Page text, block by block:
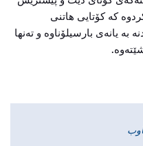
كە كۆتایی هاتنی
بە یانەی بارسیلۆناوە و تەنها